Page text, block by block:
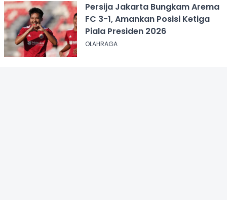
Persija Jakarta Bungkam Arema
FC 3-1, Amankan Posisi Ketiga
Piala Presiden 2026
OLAHRAGA